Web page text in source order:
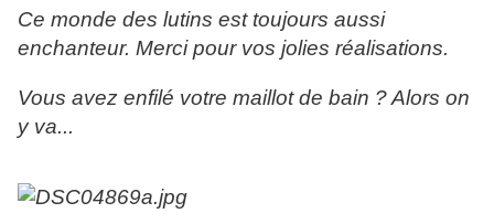
Ce monde des lutins est toujours aussi
enchanteur. Merci pour vos jolies réalisations.
Vous avez enfilé votre maillot de bain ? Alors on
y va...